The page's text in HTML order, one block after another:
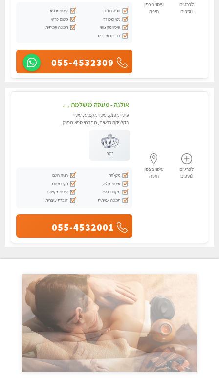
לפרטים
נוספים
עיסוי בצפון
חיפה
חניה חינם
עיסוי מרגיע
נקי ומסודר
מקום פרטי
עיסוי מקצועי
תמונה אמיתית
דוברת עיברית
055-4532309
לפרטים
נוספים
עיסוי בצפון
חיפה
אולגה - מעסה מושלמת חדשה בעיר ! בחיפה טל - 052-5738058
עיסוי מפנק, עיסוי מקצועי, עיסוי
בקלניקה פרטית, מתחמי ספא מפנק,
עיסוי טנטרה
זהב
מקלחת
חניה חינם
עיסוי מרגיע
נקי ומסודר
מקום פרטי
עיסוי מקצועי
תמונה אמיתית
דוברת עיברית
055-4532001